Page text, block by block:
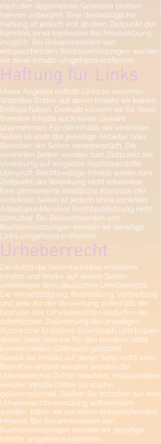
nach den allgemeinen Gesetzen bleiben
hiervon unberührt. Eine diesbezügliche
Haftung ist jedoch erst ab dem Zeitpunkt der
Kenntnis einer konkreten Rechtsverletzung
möglich. Bei Bekanntwerden von
entsprechenden Rechtsverletzungen werden
wir diese Inhalte umgehend entfernen.
Haftung für Links
Unser Angebot enthält Links zu externen
Websites Dritter, auf deren Inhalte wir keinen
Einfluss haben. Deshalb können wir für diese
fremden Inhalte auch keine Gewähr
übernehmen. Für die Inhalte der verlinkten
Seiten ist stets der jeweilige Anbieter oder
Betreiber der Seiten verantwortlich. Die
verlinkten Seiten wurden zum Zeitpunkt der
Verlinkung auf mögliche Rechtsverstöße
überprüft. Rechtswidrige Inhalte waren zum
Zeitpunkt der Verlinkung nicht erkennbar.
Eine permanente inhaltliche Kontrolle der
verlinkten Seiten ist jedoch ohne konkrete
Anhaltspunkte einer Rechtsverletzung nicht
zumutbar. Bei Bekanntwerden von
Rechtsverletzungen werden wir derartige
Links umgehend entfernen.
Urheberrecht
Die durch die Seitenbetreiber erstellten
Inhalte und Werke auf diesen Seiten
unterliegen dem deutschen Urheberrecht.
Die Vervielfältigung, Bearbeitung, Verbreitung
und jede Art der Verwertung außerhalb der
Grenzen des Urheberrechtes bedürfen der
schriftlichen Zustimmung des jeweiligen
Autors bzw. Erstellers. Downloads und Kopien
dieser Seite sind nur für den privaten, nicht
kommerziellen Gebrauch gestattet.
Soweit die Inhalte auf dieser Seite nicht vom
Betreiber erstellt wurden, werden die
Urheberrechte Dritter beachtet. Insbesondere
werden Inhalte Dritter als solche
gekennzeichnet. Sollten Sie trotzdem auf eine
Urheberrechtsverletzung aufmerksam
werden, bitten wir um einen entsprechenden
Hinweis. Bei Bekanntwerden von
Rechtsverletzungen werden wir derartige
Inhalte umgehend entfernen.